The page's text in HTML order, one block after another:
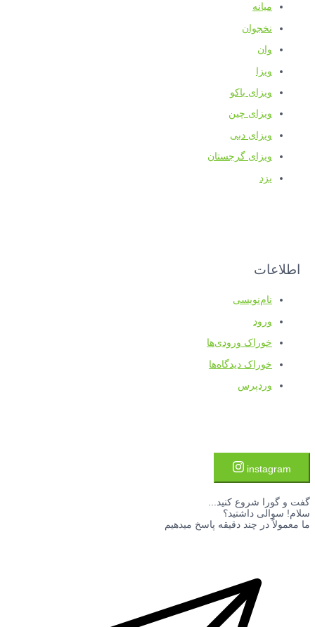
میانه
نخجوان
وان
ویزا
ویزای باکو
ویزای چین
ویزای دبی
ویزای گرجستان
یزد
اطلاعات
نام‌نویسی
ورود
خوراک ورودی‌ها
خوراک دیدگاه‌ها
وردپرس
instagram
گفت و گورا شروع کنید...
سلام! سوالی داشتید؟
ما معمولاً در چند دقیقه پاسخ میدهیم